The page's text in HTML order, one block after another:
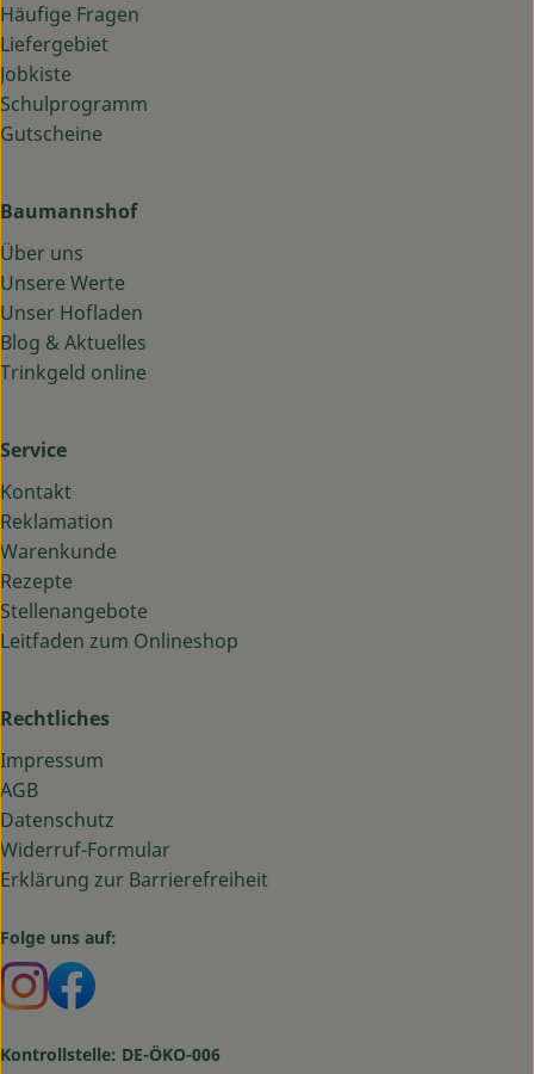
Häufige Fragen
Liefergebiet
Jobkiste
Schulprogramm
Gutscheine
Baumannshof
Über uns
Unsere Werte
Unser Hofladen
Blog & Aktuelles
Trinkgeld online
Service
Kontakt
Reklamation
Warenkunde
Rezepte
Stellenangebote
Leitfaden zum Onlineshop
Rechtliches
Impressum
AGB
Datenschutz
Widerruf-Formular
Erklärung zur Barrierefreiheit
Folge uns auf:
Externer Link zu https://www.instagram.com/
Externer Link zu https://www.facebook.com/
Kontrollstelle: DE-ÖKO-006